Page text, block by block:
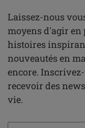
Laissez-nous
moyens d'agir en
histoires
nouveautés en
encore.
recevoir des
vie.